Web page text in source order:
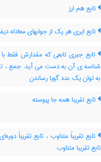
تابع هم ارز
تابع ایری هر یک از جوابهای معادله
تابع جبری تابعی که مقدارش فقط
شناسه ی آن به دست می آید: جمع ،
به توان یک عدد گویا رساندن
تابع تقریبا همه جا پیوسته
تابع تقریباً متناوب ، تابع تقریباً
تابع تقریبا متناوب